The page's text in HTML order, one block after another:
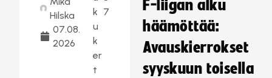
Hilska
07.08.
2026
k
u
k
er
t
7
F-liigan alku
häämöttää:
Avauskierrokset
syyskuun toisella